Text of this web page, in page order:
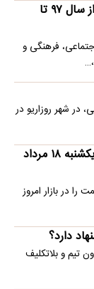
روایت آماری مسعود نیلی از زندگی ایرانیان از سال ۹۷ تا
فرهنگی و
شهر روزاریو در
قیمت محصولات ایران‌خودرو و سایپا امروز یکشنبه ۱۸ مرداد
قیمت را در بازار امروز
دارد؟
جهانی ۲۰۲۶ همچنان بدون تیم و بلاتکلیف